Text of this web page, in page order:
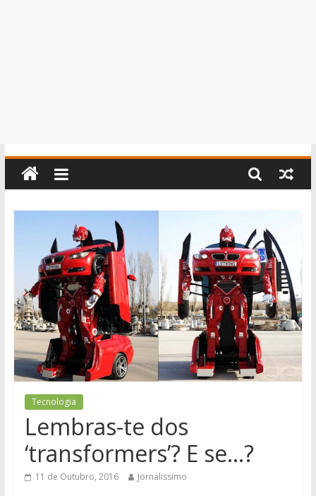
Tecnologia
Lembras-te dos
‘transformers’? E se…?
11 de Outubro, 2016 Jornalissimo